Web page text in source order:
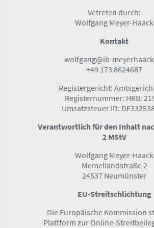
Vetreten durch:
Wolfgang Meyer-Haack
Kontakt
wolfgang@ib-
+49 173 8624687
Registergericht:
Registernummer: HRB:
Umsatzsteuer ID:
Verantwortlich für den Inhalt
2 MStV
Wolfgang Meyer-Haack
Memellandstraße 2
24537 Neumünster
EU-Streitschlichtung
Die Europäische Kommission
Plattform zur Online-